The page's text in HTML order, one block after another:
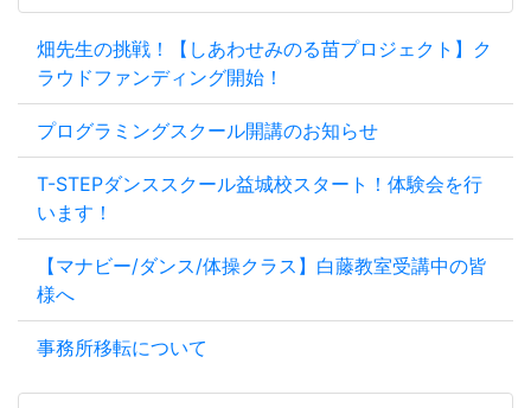
畑先生の挑戦！【しあわせみのる苗プロジェクト】ク
ラウドファンディング開始！
プログラミングスクール開講のお知らせ
T-STEPダンススクール益城校スタート！体験会を行
います！
【マナビー/ダンス/体操クラス】白藤教室受講中の皆
様へ
事務所移転について